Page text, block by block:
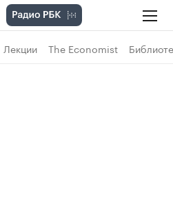
Лекции The Economist